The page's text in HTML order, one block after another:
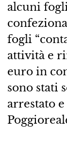
alcuni
fogli
attività e
euro in
sono stati
arrestato